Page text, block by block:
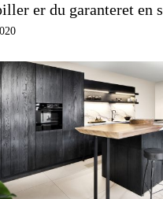
er du garanteret en